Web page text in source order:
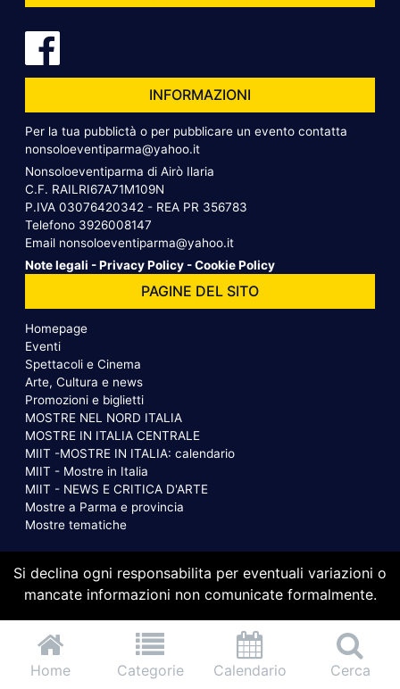
Home Categorie Calendario Cerca
INFORMAZIONI
Per la tua pubblictà o per pubblicare un evento contatta
nonsoloeventiparma@yahoo.it
Nonsoloeventiparma di Airò Ilaria
C.F. RAILRI67A71M109N
P.IVA 03076420342 - REA PR 356783
Telefono 3926008147
Email nonsoloeventiparma@yahoo.it
Note legali -Privacy Policy -Cookie Policy
PAGINE DEL SITO
Homepage
Eventi
Spettacoli e Cinema
Arte, Cultura e news
Promozioni e biglietti
MOSTRE NEL NORD ITALIA
MOSTRE IN ITALIA CENTRALE
MIIT -MOSTRE IN ITALIA: calendario
MIIT - Mostre in Italia
MIIT - NEWS E CRITICA D'ARTE
Mostre a Parma e provincia
Mostre tematiche
Si declina ogni responsabilita per eventuali variazioni o
mancate informazioni non comunicate formalmente.